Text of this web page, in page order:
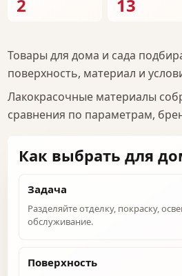
2 13
Товары для дома и сада
поверхность, материал и
Лакокрасочные материалы
сравнения по параметрам,
Как выбрать для
Задача
Разделяйте отделку, покраску,
обслуживание.
Поверхность